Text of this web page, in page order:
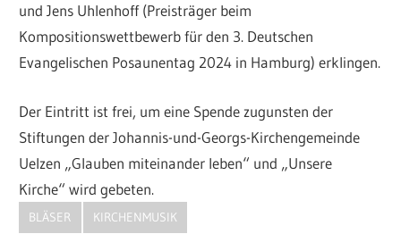
und Jens Uhlenhoff (Preisträger beim
Kompositionswettbewerb für den 3. Deutschen
Evangelischen Posaunentag 2024 in Hamburg) erklingen.
Der Eintritt ist frei, um eine Spende zugunsten der
Stiftungen der Johannis-und-Georgs-Kirchengemeinde
Uelzen „Glauben miteinander leben“ und „Unsere
Kirche“ wird gebeten.
BLÄSER KIRCHENMUSIK